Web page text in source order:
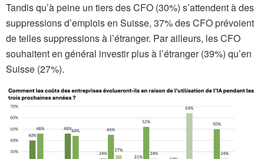
Tandis qu’à peine un tiers des CFO (30%) s’attendent à des
suppressions d’emplois en Suisse, 37% des CFO prévoient
de telles suppressions à l’étranger. Par ailleurs, les CFO
souhaitent en général investir plus à l’étranger (39%) qu’en
Suisse (27%).